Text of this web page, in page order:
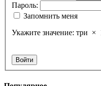
Пароль:
Запомнить меня
Укажите значение: три ×
Войти